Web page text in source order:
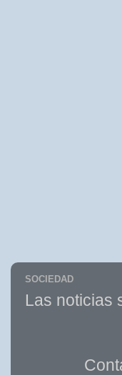
SOCIEDAD
Las noticias